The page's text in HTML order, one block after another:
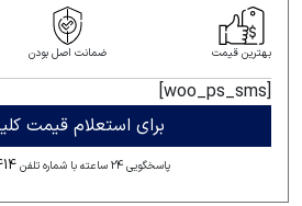
بهترین قیمت ضمانت اصل بودن
[woo_ps_sms]
برای استعلام قیمت
پاسخگویی 24 ساعته با شماره تلفن